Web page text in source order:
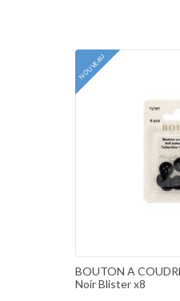
BOUTON A
Noir Blister x8
NOUVEAU